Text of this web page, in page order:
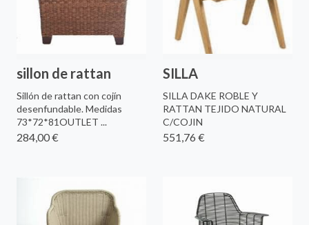
sillon de rattan
Sillón de rattan con cojín
desenfundable. Medidas
73*72*81OUTLET ...
284,00 €
SILLA
SILLA DAKE ROBLE Y
RATTAN TEJIDO NATURAL
C/COJIN
551,76 €